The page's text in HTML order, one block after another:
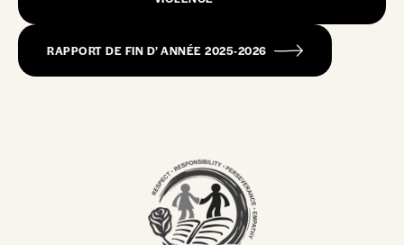
RAPPORT DE FIN D’ ANNÉE 2025-2026